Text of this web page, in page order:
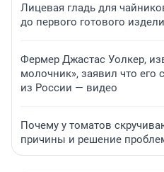
Лицевая гладь для
до первого готового
Фермер Джастас Уолкер,
молочник», заявил что
из России — видео
Почему у томатов
причины и решение